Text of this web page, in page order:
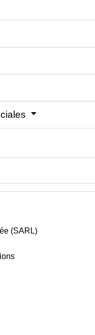
(SARL)